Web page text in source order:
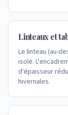
Linteaux et
Le linteau (au-
isolé.
d'épaisseur
hivernales.